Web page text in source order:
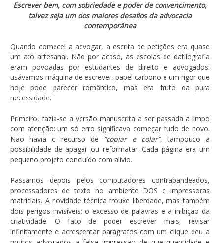
Escrever bem, com sobriedade e poder de convencimento,
talvez seja um dos maiores desafios da advocacia
contemporânea
Quando comecei a advogar, a escrita de petições era quase
um ato artesanal. Não por acaso, as escolas de datilografia
eram povoadas por estudantes de direito e advogados:
usávamos máquina de escrever, papel carbono e um rigor que
hoje pode parecer romântico, mas era fruto da pura
necessidade.
Primeiro, fazia-se a versão manuscrita a ser passada a limpo
com atenção: um só erro significava começar tudo de novo.
Não havia o recurso de “copiar e colar”, tampouco a
possibilidade de apagar ou reformatar. Cada página era um
pequeno projeto concluído com alívio.
Passamos depois pelos computadores contrabandeados,
processadores de texto no ambiente DOS e impressoras
matriciais. A novidade técnica trouxe liberdade, mas também
dois perigos invisíveis: o excesso de palavras e a inibição da
criatividade. O fato de poder escrever mais, revisar
infinitamente e acrescentar parágrafos com um clique deu a